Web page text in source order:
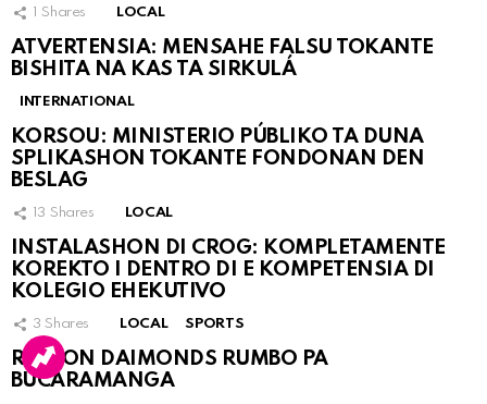
1 Shares LOCAL
ATVERTENSIA: MENSAHE FALSU TOKANTE
BISHITA NA KAS TA SIRKULÁ
INTERNATIONAL
KORSOU: MINISTERIO PÚBLIKO TA DUNA
SPLIKASHON TOKANTE FONDONAN DEN
BESLAG
13 Shares LOCAL
INSTALASHON DI CROG: KOMPLETAMENTE
KOREKTO I DENTRO DI E KOMPETENSIA DI
KOLEGIO EHEKUTIVO
3 Shares LOCAL SPORTS
RINCON DAIMONDS RUMBO PA
BUCARAMANGA